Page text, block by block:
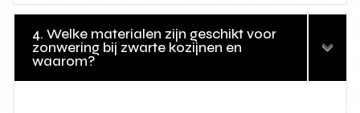
4. Welke materialen zijn geschikt voor
zonwering bij zwarte kozijnen en
waarom?